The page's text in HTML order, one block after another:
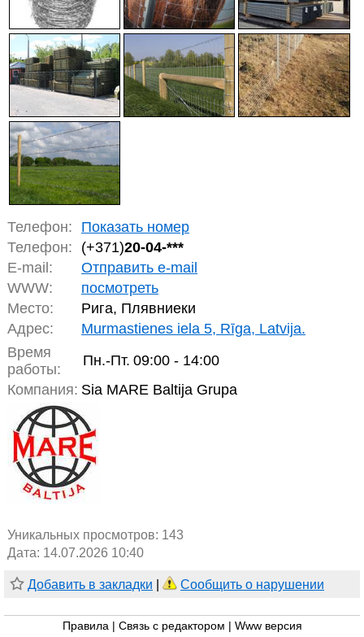
Телефон:
Показать номер
Телефон:
(+371)20-04-***
E-mail:
Отправить e-mail
WWW:
посмотреть
Место:
Рига, Плявниеки
Адрес:
Murmastienes iela 5, Rīga, Latvija.
Время
работы:
Пн.-Пт. 09:00 - 14:00
Компания: Sia MARE Baltija Grupa
Уникальных просмотров: 143
Дата: 14.07.2026 10:40
Добавить в закладки Сообщить о нарушении
Правила Связь с редактором Www версия